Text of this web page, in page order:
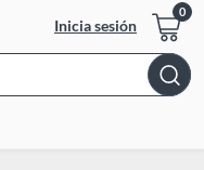
Inicia sesión